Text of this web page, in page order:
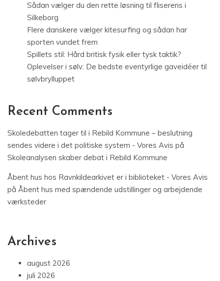
Sådan vælger du den rette løsning til fliserens i
Silkeborg
Flere danskere vælger kitesurfing og sådan har
sporten vundet frem
Spillets stil: Hård britisk fysik eller tysk taktik?
Oplevelser i sølv: De bedste eventyrlige gaveidéer til
sølvbrylluppet
Recent Comments
Skoledebatten tager til i Rebild Kommune – beslutning
sendes videre i det politiske system - Vores Avis på
Skoleanalysen skaber debat i Rebild Kommune
Åbent hus hos Ravnkildearkivet er i biblioteket - Vores Avis
på Åbent hus med spændende udstillinger og arbejdende
værksteder
Archives
august 2026
juli 2026